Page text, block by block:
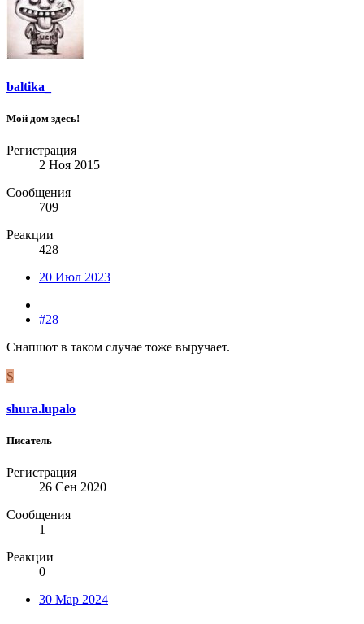
baltika_
Мой дом здесь!
Регистрация
2 Ноя 2015
Сообщения
709
Реакции
428
20 Июл 2023
#28
Снапшот в таком случае тоже выручает.
S
shura.lupalo
Писатель
Регистрация
26 Сен 2020
Сообщения
1
Реакции
0
30 Мар 2024